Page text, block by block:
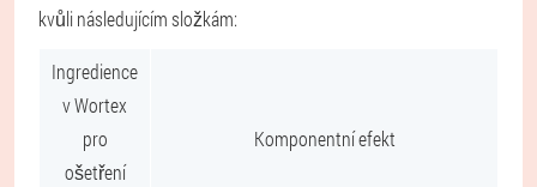
kvůli následujícím složkám:
Ingredience
v Wortex
pro
ošetření
Komponentní efekt